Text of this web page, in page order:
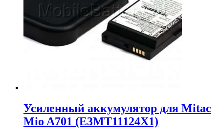
Усиленный аккумулятор для Mitac
Mio A701 (E3MT11124X1)